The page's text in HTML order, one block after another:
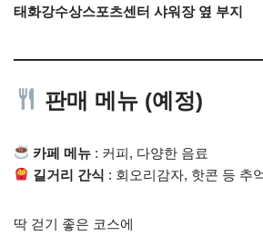
태화강수상스포츠센터 샤워장 옆 부지
판매 메뉴 (예정)
카페 메뉴 : 커피, 다양한 음료
길거리 간식 : 회오리감자, 핫콘 등 추
딱 걷기 좋은 코스에